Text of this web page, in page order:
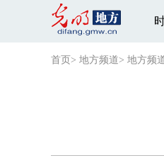
首页 > 地方频道> 地方频